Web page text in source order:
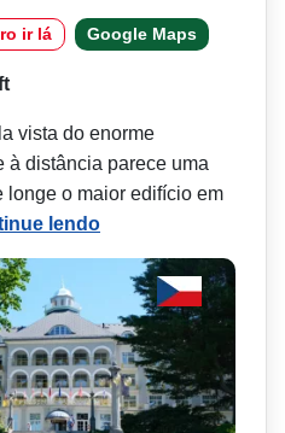
ir lá Google Maps
vista do enorme
à distância parece uma
longe o maior edifício em
lendo